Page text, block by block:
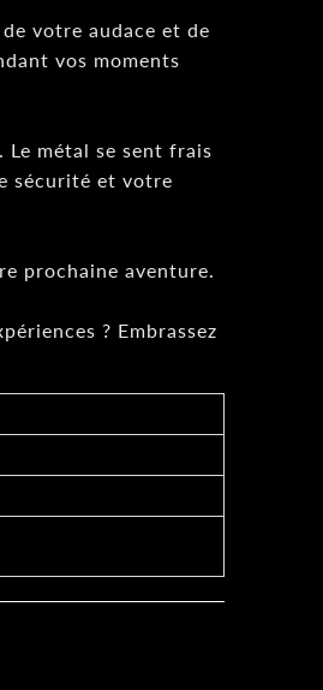
votre audace et de
vos moments
Le métal se sent frais
sécurité et votre
prochaine aventure.
? Embrassez